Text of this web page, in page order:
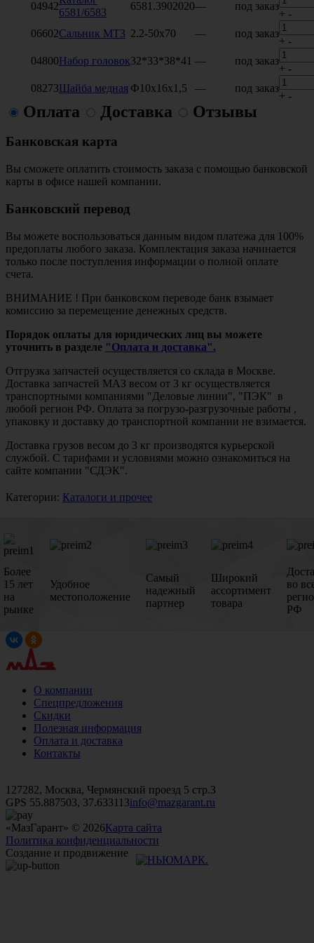
04942
6581/6583
6581.3902020— под заказ
+ -
06602Сальник МТЗ 2.2-50х70 — под заказ
+ -
04800Набор головок32*33*38*41 — под заказ
+ -
08273Шайба медная Ф10х16х1,5 — под заказ
+ -
Оплата Доставка Отзывы
Банковская карта
Вы сможете оплатить стоимость заказа с помощью банковской
карты в офисе нашей компании.
Банковский перевод
Вы можете воспользоваться данным видом платежа для 100%
предоплаты любого заказа. Комплектация заказа начинается
только после поступления информации о полной оплате
счета.
ВНИМАНИЕ ! При банковском переводе банк взымает
комиссию за перемещение денежных средств.
Порядок оплаты для юридических лиц вы можете
уточнить в разделе "Оплата и доставка".
Отгрузка запчастей осуществляется со склада в Москве.
Доставка запчастей МАЗ весом от 3 кг осуществляется
транспортными компаниями "Деловые линии", "ПЭК" в
любой регион РФ. Оплата за погрузо-разгрузочные работы ,
упаковку и доставку до транспортной компании не взимается.
Доставка грузов весом до 3 кг производятся курьерской
службой. С тарифами и условиями можно ознакомиться на
сайте компании "СДЭК".
Категории: Каталоги и прочее
Более
15 лет
на
рынке
Удобное
местоположение
Самый
надежный
партнер
Широкий
ассортимент
товара
во
РФ
О компании
Спецпредложения
Скидки
Полезная информация
Оплата и доставка
Контакты
127282, Москва, Чермянский проезд 5 стр.3
GPS 55.887503, 37.633113info@mazgarant.ru
«МазГарант» © 2026Карта сайта
Политика конфиденциальности
Создание и продвижение